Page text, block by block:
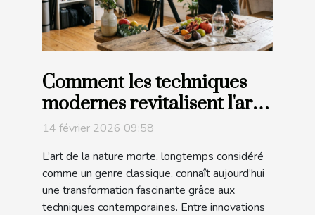
Comment les techniques
modernes revitalisent l'art
de la nature morte ?
14 février 2026 09:58
L’art de la nature morte, longtemps considéré
comme un genre classique, connaît aujourd’hui
une transformation fascinante grâce aux
techniques contemporaines. Entre innovations